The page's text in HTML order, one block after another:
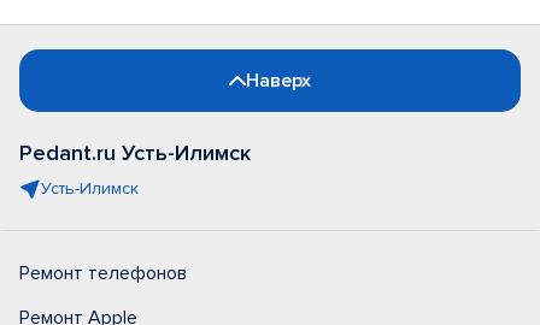
Наверх
Pedant.ru Усть-Илимск
Усть-Илимск
Ремонт телефонов
Ремонт Apple